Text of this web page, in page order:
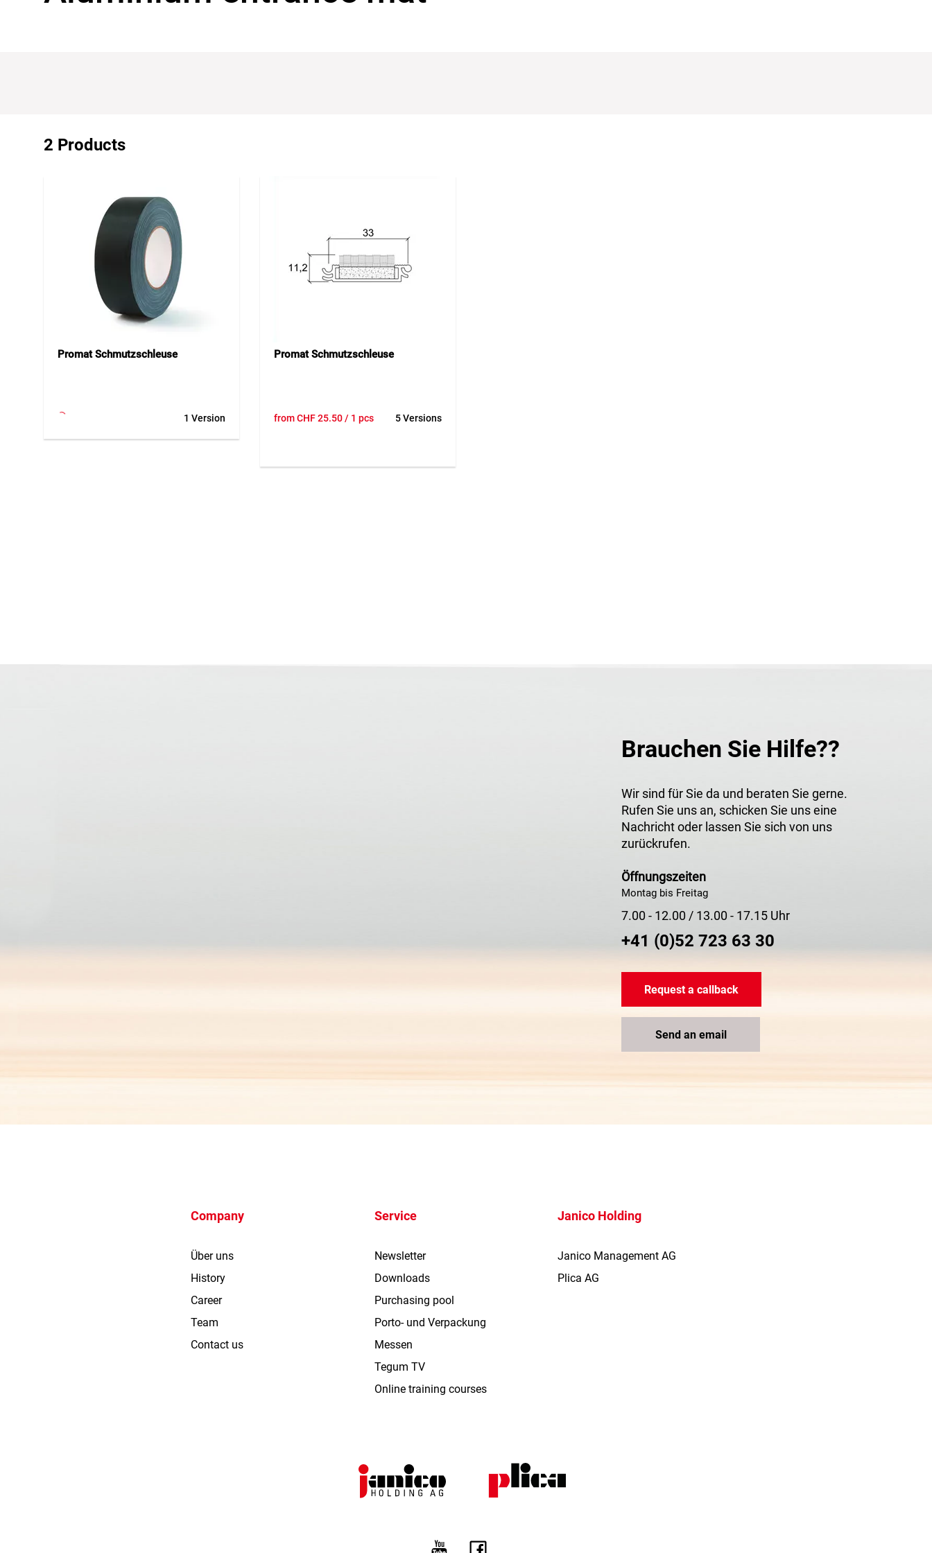
2 Products
Promat Schmutzschleuse
1 Version
Promat Schmutzschleuse
fromCHF25.50/ 1 pcs 5 Versions
Brauchen Sie Hilfe??
Wir sind für Sie da und beraten Sie gerne.
Rufen Sie uns an, schicken Sie uns eine
Nachricht oder lassen Sie sich von uns
zurückrufen.
Öffnungszeiten
Montag bis Freitag
7.00 - 12.00 / 13.00 - 17.15 Uhr
+41 (0)52 723 63 30
Request a callback
Send an email
Company
Über uns
History
Career
Team
Contact us
Service
Newsletter
Downloads
Purchasing pool
Porto- und Verpackung
Messen
Tegum TV
Online training courses
Janico Holding
Janico Management AG
Plica AG